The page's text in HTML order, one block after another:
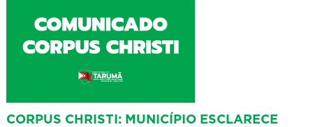
CORPUS CHRISTI: MUNICÍPIO ESCLARECE